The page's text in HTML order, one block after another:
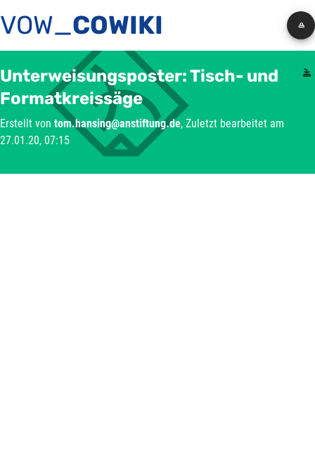
VOW_COWIKI
Unterweisungsposter: Tisch- und
Formatkreissäge
Erstellt von tom.hansing@anstiftung.de, Zuletzt bearbeitet am
27.01.20, 07:15